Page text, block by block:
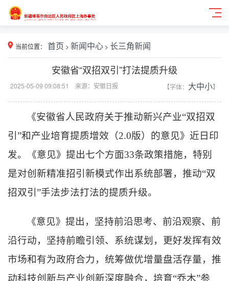
当前位置： 首页 > 新闻中心 > 长三角新闻
安徽省“双招双引”打法提质升级
2025-05-09 09:08:51 来源：安徽日报 【字体： 大中小】
《安徽省人民政府关于推动新兴产业“双招双
引”和产业培育提质增效（2.0版）的意见》近日印
发。《意见》提出七个方面33条政策措施，特别
是对创新精准招引新模式作出系统部署，推动“双
招双引”手法步法打法的提质升级。
《意见》提出，坚持前沿思考、前沿观察、前
沿行动，坚持前瞻引领、系统谋划，更好发挥有效
市场和有为政府合力，统筹做优增量盘活存量，推
动科技创新与产业创新深度融合，培育“乔木”参